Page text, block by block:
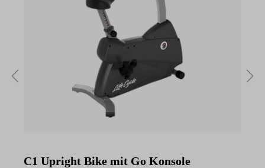
C1 Upright Bike mit Go Konsole